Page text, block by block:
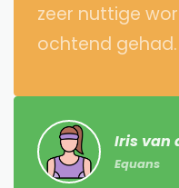
zeer nuttige
ochtend gehad.
Iris van
Equans